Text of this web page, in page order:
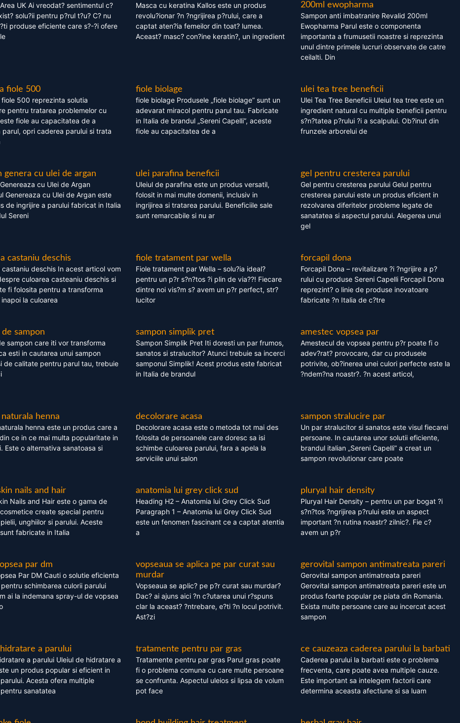
UK Ai vreodat? sentimentul c?
solu?ii pentru p?rul t?u? C? nu
produse eficiente care s?-?i ofere
Masca cu keratina Kallos este un produs
revolu?ionar ?n ?ngrijirea p?rului, care a
captat aten?ia femeilor din toat? lumea.
Aceast? masc? con?ine keratin?, un ingredient
200ml ewopharma
Sampon anti imbatranire Revalid 200ml
Ewopharma Parul este o componenta
importanta a frumusetii noastre si reprezinta
unul dintre primele lucruri observate de catre
ceilalti. Din
fiole 500
fiole 500 reprezinta solutia
pentru tratarea problemelor cu
fiole au capacitatea de a
parul, opri caderea parului si trata
fiole biolage
fiole biolage Produsele „fiole biolage” sunt un
adevarat miracol pentru parul tau. Fabricate
in Italia de brandul „Sereni Capelli”, aceste
fiole au capacitatea de a
ulei tea tree beneficii
Ulei Tea Tree Beneficii Uleiul tea tree este un
ingredient natural cu multiple beneficii pentru
s?n?tatea p?rului ?i a scalpului. Ob?inut din
frunzele arborelui de
genera cu ulei de argan
cu Ulei de Argan
Genereaza cu Ulei de Argan este
de ingrijire a parului fabricat in Italia
Sereni
ulei parafina beneficii
Uleiul de parafina este un produs versatil,
folosit in mai multe domenii, inclusiv in
ingrijirea si tratarea parului. Beneficiile sale
sunt remarcabile si nu ar
gel pentru cresterea parului
Gel pentru cresterea parului Gelul pentru
cresterea parului este un produs eficient in
rezolvarea diferitelor probleme legate de
sanatatea si aspectul parului. Alegerea unui
gel
castaniu deschis
castaniu deschis In acest articol vom
culoarea casteaniu deschis si
fi folosita pentru a transforma
la culoarea
fiole tratament par wella
Fiole tratament par Wella – solu?ia ideal?
pentru un p?r s?n?tos ?i plin de via??! Fiecare
dintre noi vis?m s? avem un p?r perfect, str?
lucitor
forcapil dona
Forcapil Dona – revitalizare ?i ?ngrijire a p?
rului cu produse Sereni Capelli Forcapil Dona
reprezint? o linie de produse inovatoare
fabricate ?n Italia de c?tre
sampon
sampon care iti vor transforma
esti in cautarea unui sampon
de calitate pentru parul tau, trebuie
sampon simplik pret
Sampon Simplik Pret Iti doresti un par frumos,
sanatos si stralucitor? Atunci trebuie sa incerci
samponul Simplik! Acest produs este fabricat
in Italia de brandul
amestec vopsea par
Amestecul de vopsea pentru p?r poate fi o
adev?rat? provocare, dar cu produsele
potrivite, ob?inerea unei culori perfecte este la
?ndem?na noastr?. ?n acest articol,
henna
henna este un produs care a
ce in ce mai multa popularitate in
Este o alternativa sanatoasa si
decolorare acasa
Decolorare acasa este o metoda tot mai des
folosita de persoanele care doresc sa isi
schimbe culoarea parului, fara a apela la
serviciile unui salon
sampon stralucire par
Un par stralucitor si sanatos este visul fiecarei
persoane. In cautarea unor solutii eficiente,
brandul italian „Sereni Capelli” a creat un
sampon revolutionar care poate
nails and hair
Nails and Hair este o gama de
create special pentru
unghiilor si parului. Aceste
fabricate in Italia
anatomia lui grey click sud
Heading H2 – Anatomia lui Grey Click Sud
Paragraph 1 – Anatomia lui Grey Click Sud
este un fenomen fascinant ce a captat atentia
a
pluryal hair density
Pluryal Hair Density – pentru un par bogat ?i
s?n?tos ?ngrijirea p?rului este un aspect
important ?n rutina noastr? zilnic?. Fie c?
avem un p?r
par dm
Par DM Cauti o solutie eficienta
schimbarea culorii parului
ai la indemana spray-ul de vopsea
vopseaua se aplica pe par curat sau
murdar
Vopseaua se aplic? pe p?r curat sau murdar?
Dac? ai ajuns aici ?n c?utarea unui r?spuns
clar la aceast? ?ntrebare, e?ti ?n locul potrivit.
Ast?zi
gerovital sampon antimatreata pareri
Gerovital sampon antimatreata pareri
Gerovital sampon antimatreata pareri este un
produs foarte popular pe piata din Romania.
Exista multe persoane care au incercat acest
sampon
a parului
a parului Uleiul de hidratare a
un produs popular si eficient in
Acesta ofera multiple
sanatatea
tratamente pentru par gras
Tratamente pentru par gras Parul gras poate
fi o problema comuna cu care multe persoane
se confrunta. Aspectul uleios si lipsa de volum
pot face
ce cauzeaza caderea parului la barbati
Caderea parului la barbati este o problema
frecventa, care poate avea multiple cauze.
Este important sa intelegem factorii care
determina aceasta afectiune si sa luam